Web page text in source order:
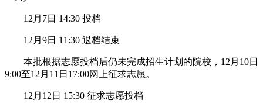
12月7日 14:30 投档
12月9日 11:30 退档结束
本批根据志愿投档后仍未完成招生计划的院校，12月10日
9:00至12月11日17:00网上征求志愿。
12月12日 15:30 征求志愿投档